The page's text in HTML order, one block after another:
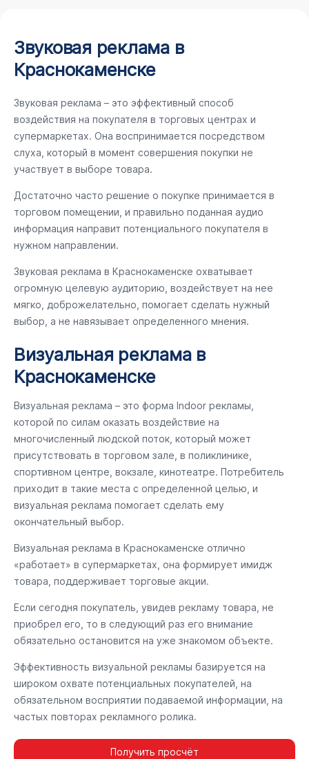
Звуковая реклама в
Краснокаменске
Звуковая реклама – это эффективный способ
воздействия на покупателя в торговых центрах и
супермаркетах. Она воспринимается посредством
слуха, который в момент совершения покупки не
участвует в выборе товара.
Достаточно часто решение о покупке принимается в
торговом помещении, и правильно поданная аудио
информация направит потенциального покупателя в
нужном направлении.
Звуковая реклама в Краснокаменске охватывает
огромную целевую аудиторию, воздействует на нее
мягко, доброжелательно, помогает сделать нужный
выбор, а не навязывает определенного мнения.
Визуальная реклама в
Краснокаменске
Визуальная реклама – это форма Indoor рекламы,
которой по силам оказать воздействие на
многочисленный людской поток, который может
присутствовать в торговом зале, в поликлинике,
спортивном центре, вокзале, кинотеатре. Потребитель
приходит в такие места с определенной целью, и
визуальная реклама помогает сделать ему
окончательный выбор.
Визуальная реклама в Краснокаменске отлично
«работает» в супермаркетах, она формирует имидж
товара, поддерживает торговые акции.
Если сегодня покупатель, увидев рекламу товара, не
приобрел его, то в следующий раз его внимание
обязательно остановится на уже знакомом объекте.
Эффективность визуальной рекламы базируется на
широком охвате потенциальных покупателей, на
обязательном восприятии подаваемой информации, на
частых повторах рекламного ролика.
Получить просчёт